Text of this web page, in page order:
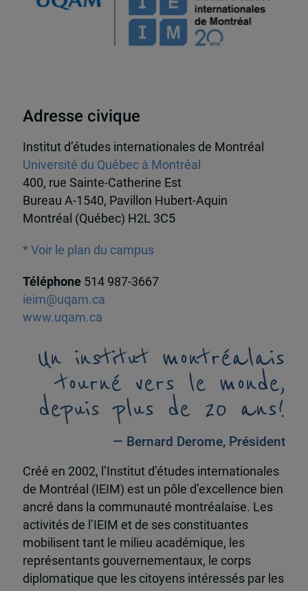
Adresse civique
Institut d’études internationales de Montréal
Université du Québec à Montréal
400, rue Sainte-Catherine Est
Bureau A-1540, Pavillon Hubert-Aquin
Montréal (Québec) H2L 3C5
* Voir le plan du campus
Téléphone 514 987-3667
ieim@uqam.ca
www.uqam.ca
Un institut montréalais
tourné vers le monde,
depuis plus de 20 ans!
— Bernard Derome, Président
Créé en 2002, l’Institut d’études internationales
de Montréal (IEIM) est un pôle d’excellence bien
ancré dans la communauté montréalaise. Les
activités de l’IEIM et de ses constituantes
mobilisent tant le milieu académique, les
représentants gouvernementaux, le corps
diplomatique que les citoyens intéressés par les